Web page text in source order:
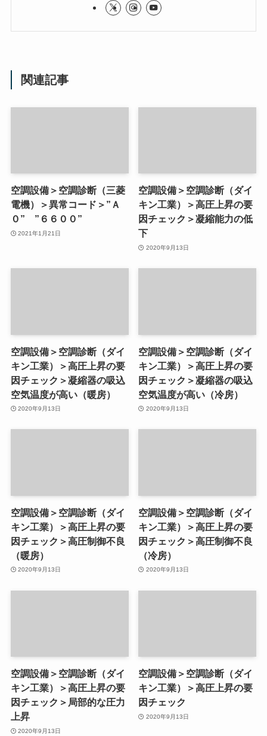
関連記事
空調設備＞空調診断（三菱
電機）＞異常コード＞”Ａ
０” ”６６００”
2021年1月21日
空調設備＞空調診断（ダイ
キン工業）＞高圧上昇の要
因チェック＞凝縮能力の低
下
2020年9月13日
空調設備＞空調診断（ダイ
キン工業）＞高圧上昇の要
因チェック＞凝縮器の吸込
空気温度が高い（暖房）
2020年9月13日
空調設備＞空調診断（ダイ
キン工業）＞高圧上昇の要
因チェック＞凝縮器の吸込
空気温度が高い（冷房）
2020年9月13日
空調設備＞空調診断（ダイ
キン工業）＞高圧上昇の要
因チェック＞高圧制御不良
（暖房）
2020年9月13日
空調設備＞空調診断（ダイ
キン工業）＞高圧上昇の要
因チェック＞高圧制御不良
（冷房）
2020年9月13日
空調設備＞空調診断（ダイ
キン工業）＞高圧上昇の要
因チェック＞局部的な圧力
上昇
2020年9月13日
空調設備＞空調診断（ダイ
キン工業）＞高圧上昇の要
因チェック
2020年9月13日